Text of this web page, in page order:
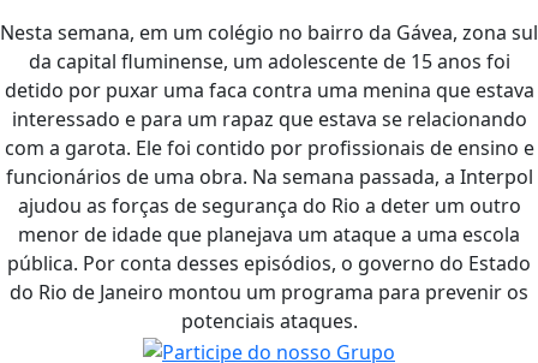
Nesta semana, em um colégio no bairro da Gávea, zona sul
da capital fluminense, um adolescente de 15 anos foi
detido por puxar uma faca contra uma menina que estava
interessado e para um rapaz que estava se relacionando
com a garota. Ele foi contido por profissionais de ensino e
funcionários de uma obra. Na semana passada, a Interpol
ajudou as forças de segurança do Rio a deter um outro
menor de idade que planejava um ataque a uma escola
pública. Por conta desses episódios, o governo do Estado
do Rio de Janeiro montou um programa para prevenir os
potenciais ataques.